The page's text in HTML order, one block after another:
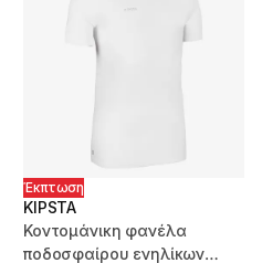
Έκπτωση
KIPSTA
Κοντομάνικη φανέλα
ποδοσφαίρου ενηλίκων